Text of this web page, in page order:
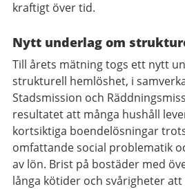
kraftigt över tid.
Nytt underlag om
Till årets mätning togs ett nytt
strukturell hemlöshet, i
Stadsmission och
resultatet att många hushåll
kortsiktiga boendelösningar
omfattande social problematik
av lön. Brist på bostäder med
långa kötider och svårigheter